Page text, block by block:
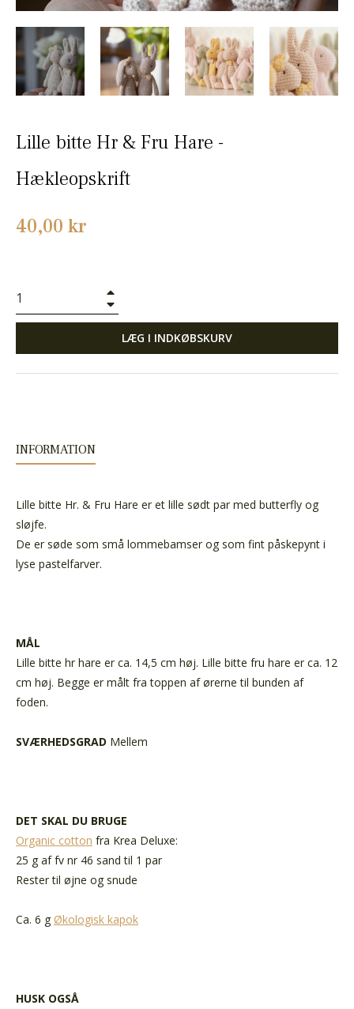
Lille bitte Hr & Fru Hare -
Hækleopskrift
Normalpris
40,00 kr
LÆG I INDKØBSKURV
INFORMATION
Lille bitte Hr. & Fru Hare er et lille sødt par med butterfly og
sløjfe.
De er søde som små lommebamser og som fint påskepynt i
lyse pastelfarver.
MÅL
Lille bitte hr hare er ca. 14,5 cm høj. Lille bitte fru hare er ca. 12
cm høj. Begge er målt fra toppen af ørerne til bunden af
foden.
SVÆRHEDSGRAD Mellem
DET SKAL DU BRUGE
Organic cotton fra Krea Deluxe:
25 g af fv nr 46 sand til 1 par
Rester til øjne og snude
Ca. 6 g Økologisk kapok
HUSK OGSÅ